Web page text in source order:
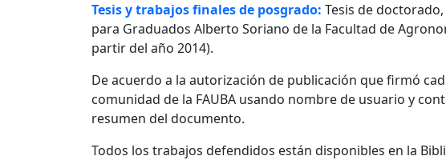
Tesis y trabajos finales de posgrado: Tesis de
para Graduados Alberto Soriano de la Facultad de
partir del año 2014).
De acuerdo a la autorización de publicación que firmó
comunidad de la FAUBA usando nombre de usuario y
resumen del documento.
Todos los trabajos defendidos están disponibles en la